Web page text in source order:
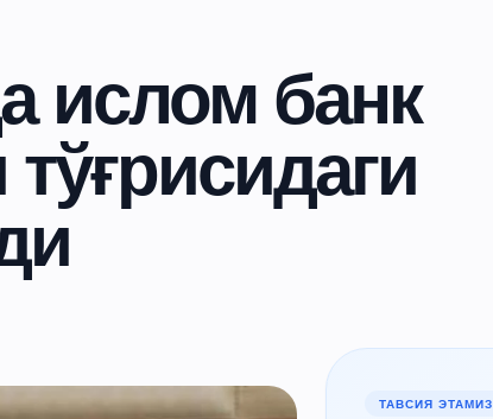
ислом банк
ТАВСИЯ ЭТАМИЗ